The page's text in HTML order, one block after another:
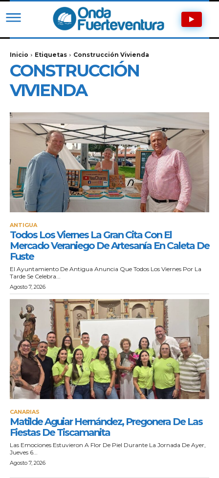
Inicio Etiquetas Construcción Vivienda
CONSTRUCCIÓN
VIVIENDA
ANTIGUA
Todos Los Viernes La Gran Cita Con El
Mercado Veraniego De Artesanía En Caleta De
Fuste
El Ayuntamiento De Antigua Anuncia Que Todos Los Viernes Por La
Tarde Se Celebra...
Agosto 7, 2026
CANARIAS
Matilde Aguiar Hernández, Pregonera De Las
Fiestas De Tiscamanita
Las Emociones Estuvieron A Flor De Piel Durante La Jornada De Ayer,
Jueves 6...
Agosto 7, 2026